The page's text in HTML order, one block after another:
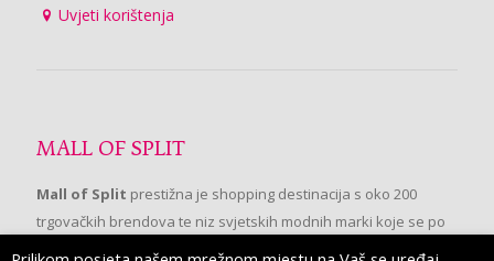
Uvjeti korištenja
MALL OF SPLIT
Mall of Split prestižna je shopping destinacija s oko 200
trgovačkih brendova te niz svjetskih modnih marki koje se po
prvi put pojavljuju u Splitu.